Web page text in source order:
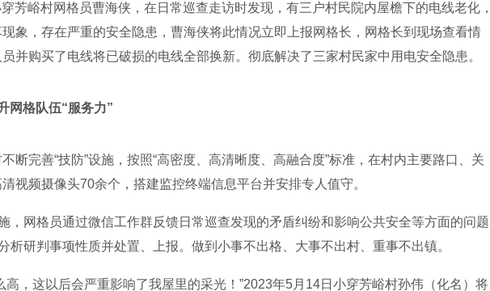
穿芳峪村网格员曹海侠，在日常巡查走访时发现，有三户村民院内屋檐下的电线老化，
象，存在严重的安全隐患，曹海侠将此情况立即上报网格长，网格长到现场查看情
并购买了电线将已破损的电线全部换新。彻底解决了三家村民家中用电安全隐患。
网格队伍“服务力”
断完善“技防”设施，按照“高密度、高清晰度、高融合度”标准，在村内主要路口、关
视频摄像头70余个，搭建监控终端信息平台并安排专人值守。
，网格员通过微信工作群反馈日常巡查发现的矛盾纠纷和影响公共安全等方面的问题
析研判事项性质并处置、上报。做到小事不出格、大事不出村、重事不出镇。
高，这以后会严重影响了我屋里的采光！ ”2023年5月 14日小穿芳峪村孙伟（化名）将